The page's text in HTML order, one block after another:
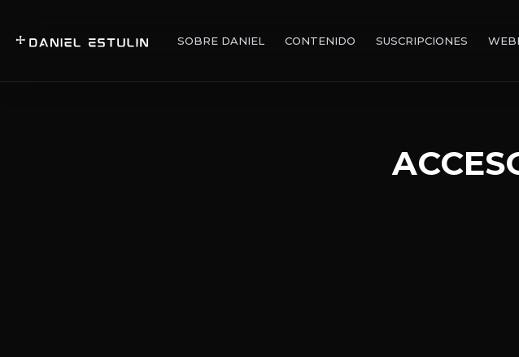
SOBRE DANIEL CONTENIDO SUSCRIPCIONES